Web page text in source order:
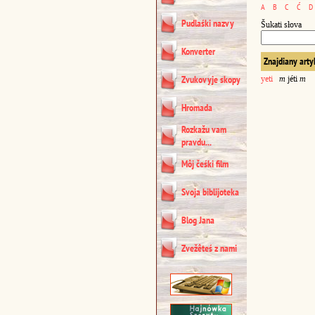
Pudlaśki nazvy
Konverter
Zvukovyje skopy
Hromada
Rozkažu vam
pravdu...
Môj čeśki film
Svoja biblijoteka
Blog Jana
Zvežêteś z nami
A B C Ć D
Šukati słova
Znajdiany
yeti m jéti m